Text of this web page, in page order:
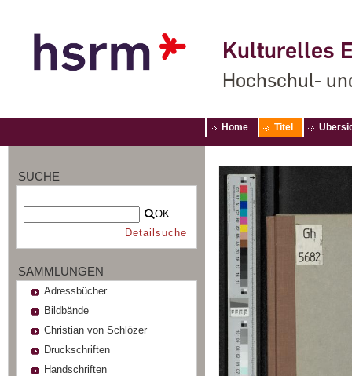
Kulturelles
Hochschul-
Home Titel
SUCHE
OK
Detailsuche
SAMMLUNGEN
Adressbücher
Bildbände
Christian von Schlözer
Druckschriften
Handschriften